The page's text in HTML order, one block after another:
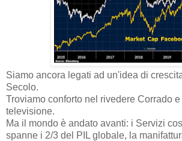
Siamo ancora legati ad un'idea di
Secolo.
Troviamo conforto nel rivedere Corrado
televisione.
Ma il mondo è andato avanti: i Servizi
spanne i 2/3 del PIL globale, la